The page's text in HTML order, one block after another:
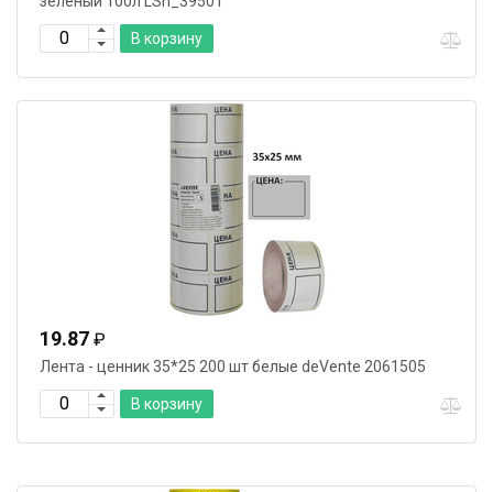
В корзину
19.87 ₽
Лента - ценник 35*25 200 шт белые deVente 2061505
В корзину